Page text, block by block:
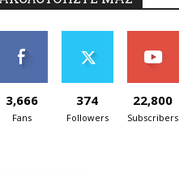
3,666
Fans
374
Followers
22,800
Subscribers